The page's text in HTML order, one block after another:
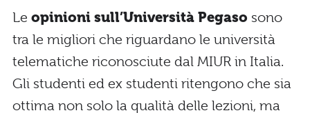
Le opinioni sull’Università Pegaso sono
tra le migliori che riguardano le università
telematiche riconosciute dal MIUR in Italia.
Gli studenti ed ex studenti ritengono che sia
ottima non solo la qualità delle lezioni, ma